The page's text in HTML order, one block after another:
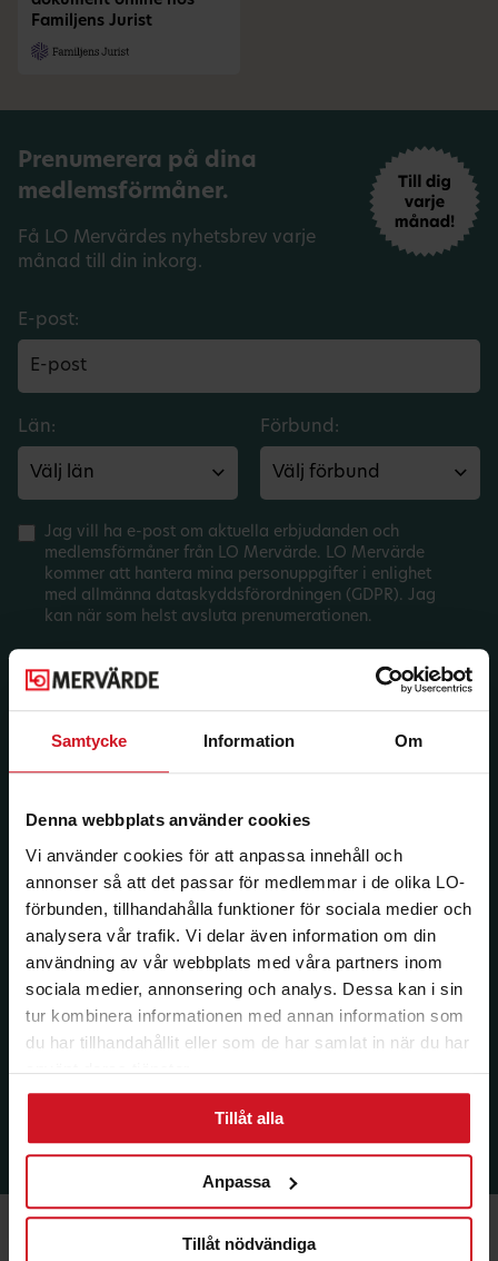
Samtycke Information Om
Denna webbplats använder cookies
Vi använder cookies för att anpassa innehåll och
annonser så att det passar för medlemmar i de olika LO-
förbunden, tillhandahålla funktioner för sociala medier och
analysera vår trafik. Vi delar även information om din
användning av vår webbplats med våra partners inom
sociala medier, annonsering och analys. Dessa kan i sin
tur kombinera informationen med annan information som
du har tillhandahållit eller som de har samlat in när du har
använt deras tjänster.
Tillåt alla
Anpassa
Tillåt nödvändiga
Familjens Jurist
Prenumerera på dina
medlemsförmåner.
Få LO Mervärdes nyhetsbrev varje
månad till din inkorg.
E-post:
Län: Förbund:
Jag vill ha e-post om aktuella erbjudanden och
medlemsförmåner från LO Mervärde. LO Mervärde
kommer att hantera mina personuppgifter i enlighet
med allmänna dataskyddsförordningen (GDPR). Jag
kan när som helst avsluta prenumerationen.